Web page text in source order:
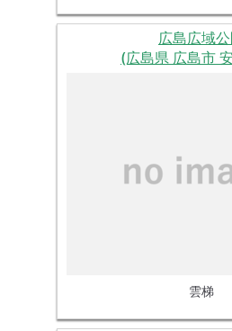
広島広域
(広島県 広島市
雲梯